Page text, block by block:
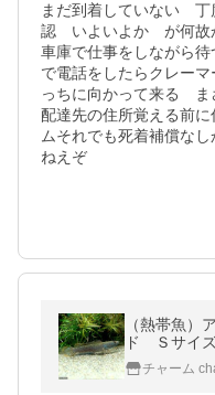
まだ到着していない　
認　いよいよか　が何
車庫で仕事をしながら
で電話をしたらクレー
っちに向かって来る　
配達先の住所覚える前
ムそれでも死着補償な
ねえぞ
（熱帯魚）
ド Ｓサイ
海道航空便
チャーム